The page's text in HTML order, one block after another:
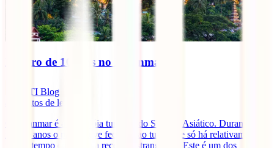
Roteiro de 10 dias no Myanmar
IATI Blog
minutos de leitura
O Myanmar é a nova jóia turística do Sudeste Asiático. Durante
muitos anos o país esteve fechado ao turismo e só há relativamente
pouco tempo começou a receber estrangeiros. Este é um dos